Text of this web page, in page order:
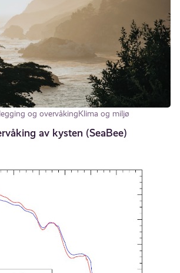
og overvåkingKlima og miljø
av kysten (SeaBee)